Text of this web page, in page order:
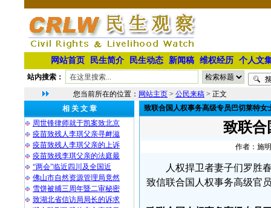
网站首页 民生简介 民生动态 新闻稿 维权经历 个人文
站内搜索：
您当前所在的位置： 网站主页 > 公民来稿 > 正文
相 关 文 章
周世锋律师就于凯案致北京
疫苗致残人李琪父亲寻衅滋
疫苗致残人李琪父亲的上诉
疫苗致残李琪父亲的法庭最
“两会”临近四川及全国近
佛山市自然资源管理局竟然
雪饼被捕三周年暨二审秘密
致湖北省信访局局长的诉求
致联合国人权事务高级专员巴切莱特女
致联合
作者：施
人权捍卫者妻子们罗胜
致信联合国人权事务高级官